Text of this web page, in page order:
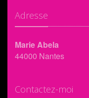
Adresse
Marie Abela
44000 Nantes
Contactez-moi